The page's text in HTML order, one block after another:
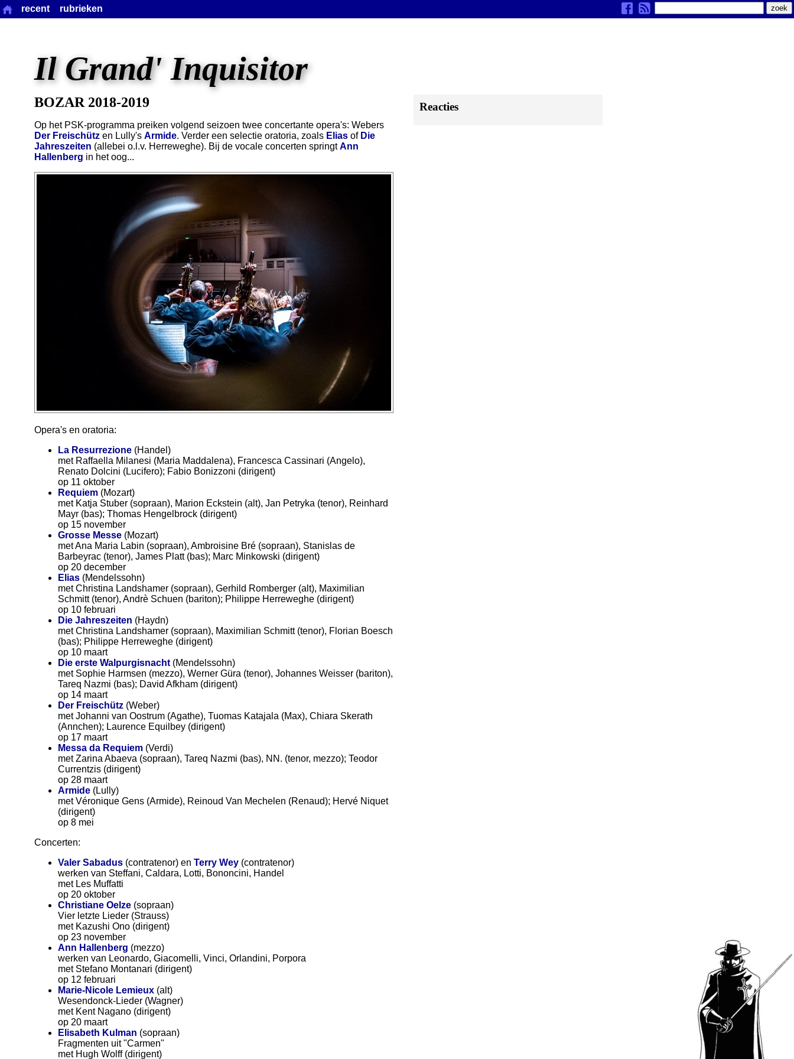
Il Grand' Inquisitor
BOZAR 2018-2019
Op het PSK-programma preiken volgend seizoen twee concertante opera's: Webers
Der Freischütz en Lully's Armide. Verder een selectie oratoria, zoals Elias of Die
Jahreszeiten (allebei o.l.v. Herreweghe). Bij de vocale concerten springtAnn
Hallenberg in het oog...
Opera's en oratoria:
La Resurrezione (Handel)
met Raffaella Milanesi (Maria Maddalena), Francesca Cassinari (Angelo),
Renato Dolcini (Lucifero); Fabio Bonizzoni (dirigent)
op 11 oktober
Requiem (Mozart)
met Katja Stuber (sopraan), Marion Eckstein (alt), Jan Petryka (tenor), Reinhard
Mayr (bas); Thomas Hengelbrock (dirigent)
op 15 november
Grosse Messe (Mozart)
met Ana Maria Labin (sopraan), Ambroisine Bré (sopraan), Stanislas de
Barbeyrac (tenor), James Platt (bas); Marc Minkowski (dirigent)
op 20 december
Elias (Mendelssohn)
met Christina Landshamer (sopraan), Gerhild Romberger (alt), Maximilian
Schmitt (tenor), Andrè Schuen (bariton); Philippe Herreweghe (dirigent)
op 10 februari
Die Jahreszeiten (Haydn)
met Christina Landshamer (sopraan), Maximilian Schmitt (tenor), Florian Boesch
(bas); Philippe Herreweghe (dirigent)
op 10 maart
Die erste Walpurgisnacht (Mendelssohn)
met Sophie Harmsen (mezzo), Werner Güra (tenor), Johannes Weisser (bariton),
Tareq Nazmi (bas); David Afkham (dirigent)
op 14 maart
Der Freischütz (Weber)
met Johanni van Oostrum (Agathe), Tuomas Katajala (Max), Chiara Skerath
(Annchen); Laurence Equilbey (dirigent)
op 17 maart
Messa da Requiem (Verdi)
met Zarina Abaeva (sopraan), Tareq Nazmi (bas), NN. (tenor, mezzo); Teodor
Currentzis (dirigent)
op 28 maart
Armide (Lully)
met Véronique Gens (Armide), Reinoud Van Mechelen (Renaud); Hervé Niquet
(dirigent)
op 8 mei
Concerten:
Valer Sabadus (contratenor) en Terry Wey (contratenor)
werken van Steffani, Caldara, Lotti, Bononcini, Handel
met Les Muffatti
op 20 oktober
Christiane Oelze (sopraan)
Vier letzte Lieder (Strauss)
met Kazushi Ono (dirigent)
op 23 november
Ann Hallenberg (mezzo)
werken van Leonardo, Giacomelli, Vinci, Orlandini, Porpora
met Stefano Montanari (dirigent)
op 12 februari
Marie-Nicole Lemieux (alt)
Wesendonck-Lieder (Wagner)
met Kent Nagano (dirigent)
op 20 maart
Elisabeth Kulman (sopraan)
Fragmenten uit "Carmen"
met Hugh Wolff (dirigent)
Reacties
recent rubrieken